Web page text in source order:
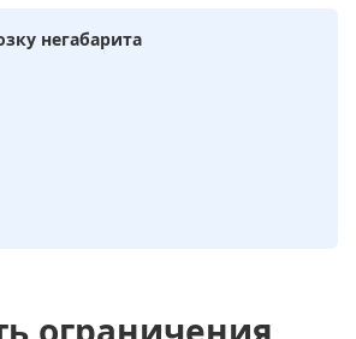
негабарита